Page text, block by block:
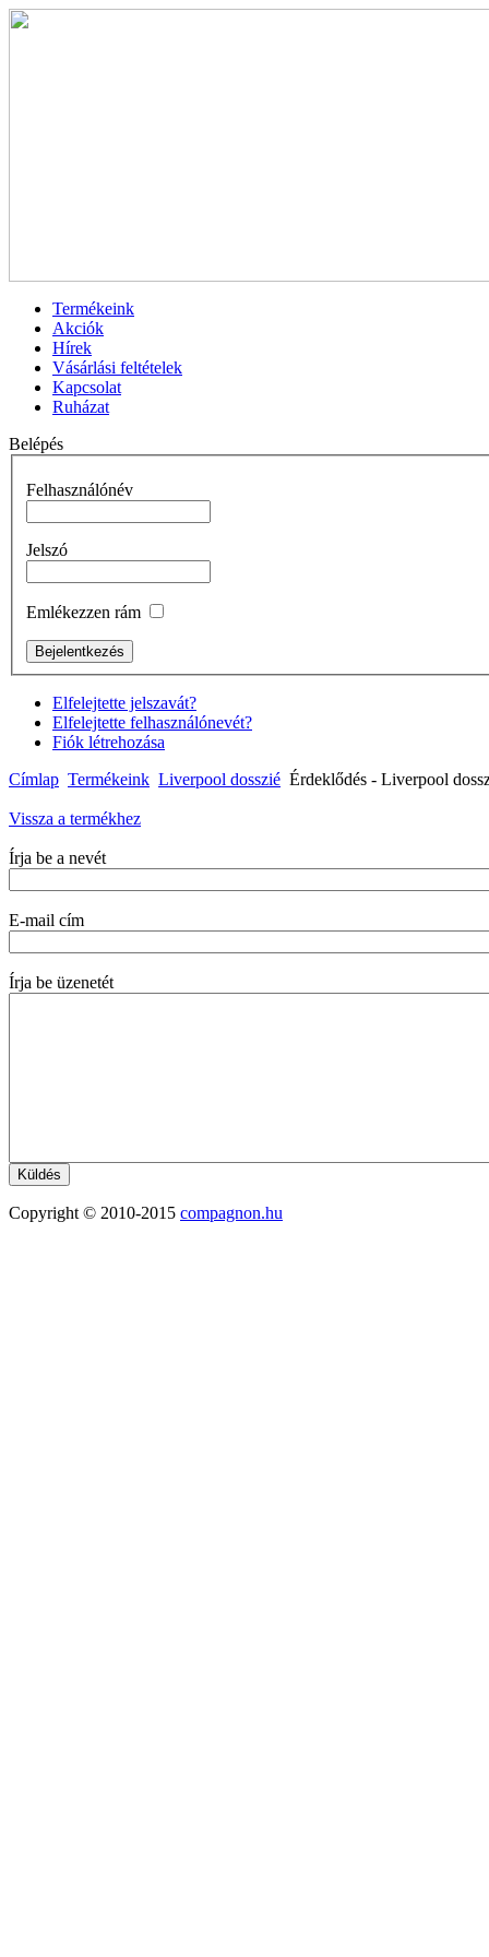
Termékeink
Akciók
Hírek
Vásárlási feltételek
Kapcsolat
Ruházat
Belépés
Felhasználónév
Jelszó
Emlékezzen rám
Elfelejtette jelszavát?
Elfelejtette felhasználónevét?
Fiók létrehozása
Címlap Termékeink Liverpool dosszié Érdeklődés - Liverpool
Vissza a termékhez
Írja be a nevét
E-mail cím
Írja be üzenetét
Copyright © 2010-2015 compagnon.hu